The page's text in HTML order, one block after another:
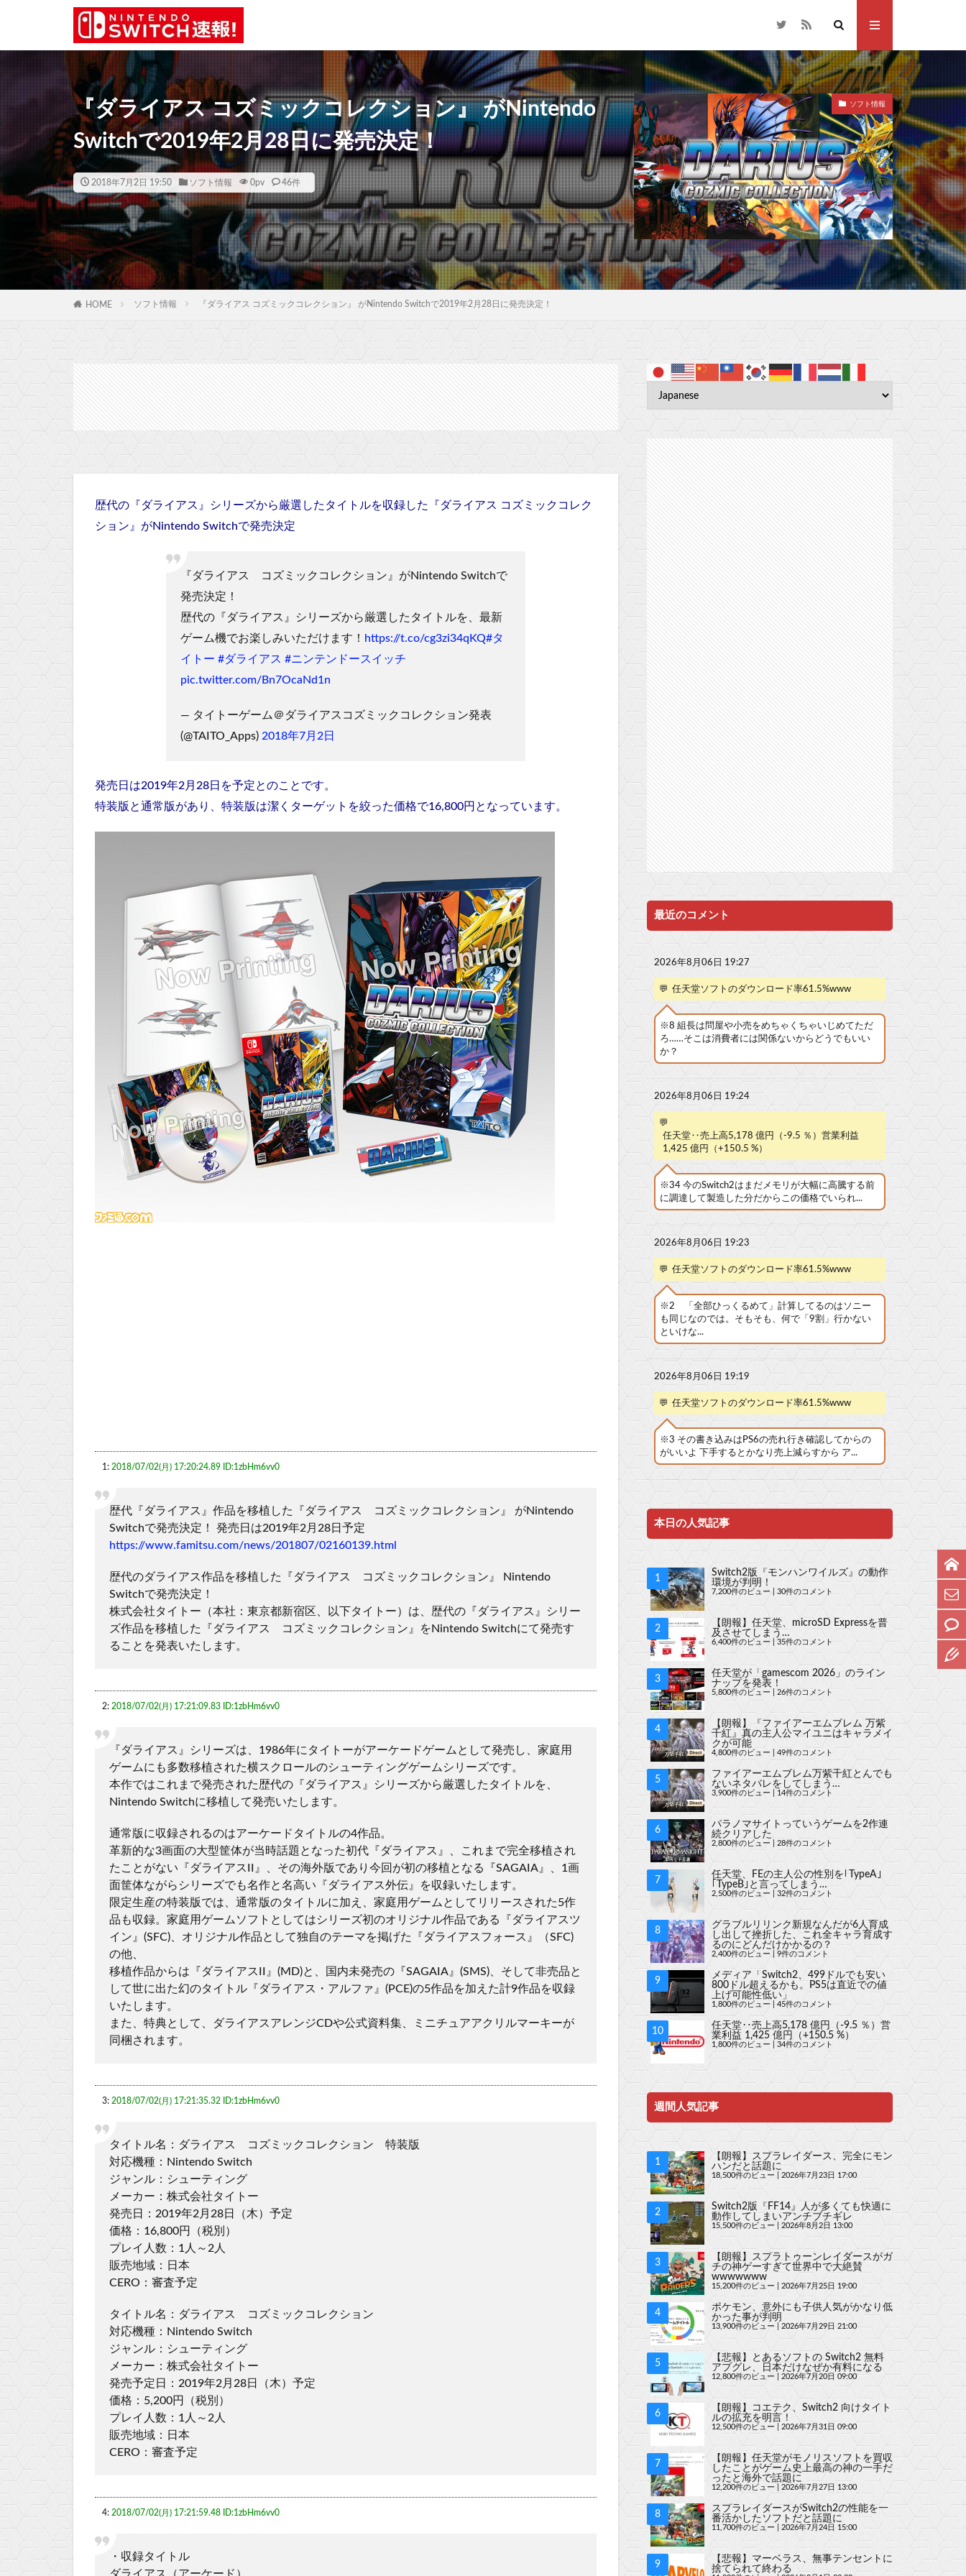
『ダライアス コズミックコレクション』 がNintendo
Switchで2019年2月28日に発売決定！
2018年7月2日 19:50 ソフト情報 0pv 46件
ソフト情報
HOME ソフト情報 『ダライアス コズミックコレクション』 がNintendo Switchで2019年2月28日に発売決定！
歴代の『ダライアス』シリーズから厳選したタイトルを収録した『ダライアス コズミックコレク
ション』がNintendo Switchで発売決定
『ダライアス コズミックコレクション』がNintendo Switchで
発売決定！
歴代の『ダライアス』シリーズから厳選したタイトルを、最新
ゲーム機でお楽しみいただけます！ https://t.co/cg3zi34qKQ#タ
イトー #ダライアス #ニンテンドースイッチ
pic.twitter.com/Bn7OcaNd1n
— タイトーゲーム＠ダライアスコズミックコレクション発表
(@TAITO_Apps) 2018年7月2日
発売日は2019年2月28日を予定とのことです。
特装版と通常版があり、特装版は潔くターゲットを絞った価格で16,800円となっています。
1: 2018/07/02(月) 17:20:24.89 ID:1zbHm6vv0
歴代『ダライアス』作品を移植した『ダライアス コズミックコレクション』 がNintendo
Switchで発売決定！ 発売日は2019年2月28日予定
https://www.famitsu.com/news/201807/02160139.html
歴代のダライアス作品を移植した『ダライアス コズミックコレクション』 Nintendo
Switchで発売決定！
株式会社タイトー（本社：東京都新宿区、以下タイトー）は、歴代の『ダライアス』シリー
ズ作品を移植した『ダライアス コズミックコレクション』をNintendo Switchにて発売す
ることを発表いたします。
2: 2018/07/02(月) 17:21:09.83 ID:1zbHm6vv0
『ダライアス』シリーズは、1986年にタイトーがアーケードゲームとして発売し、家庭用
ゲームにも多数移植された横スクロールのシューティングゲームシリーズです。
本作ではこれまで発売された歴代の『ダライアス』シリーズから厳選したタイトルを、
Nintendo Switchに移植して発売いたします。
通常版に収録されるのはアーケードタイトルの4作品。
革新的な3画面の大型筐体が当時話題となった初代『ダライアス』、これまで完全移植され
たことがない『ダライアスII』、その海外版であり今回が初の移植となる『SAGAIA』、1画
面筐体ながらシリーズでも名作と名高い『ダライアス外伝』を収録いたします。
限定生産の特装版では、通常版のタイトルに加え、家庭用ゲームとしてリリースされた5作
品も収録。家庭用ゲームソフトとしてはシリーズ初のオリジナル作品である『ダライアスツ
イン』(SFC)、オリジナル作品として独自のテーマを掲げた『ダライアスフォース』（SFC)
の他、
移植作品からは『ダライアスII』(MD)と、国内未発売の『SAGAIA』(SMS)、そして非売品と
して世に出た幻のタイトル『ダライアス・アルファ』(PCE)の5作品を加えた計9作品を収録
いたします。
また、特典として、ダライアスアレンジCDや公式資料集、ミニチュアアクリルマーキーが
同梱されます。
3: 2018/07/02(月) 17:21:35.32 ID:1zbHm6vv0
タイトル名：ダライアス コズミックコレクション 特装版
対応機種：Nintendo Switch
ジャンル：シューティング
メーカー：株式会社タイトー
発売日：2019年2月28日（木）予定
価格：16,800円（税別）
プレイ人数：1人～2人
販売地域：日本
CERO：審査予定
タイトル名：ダライアス コズミックコレクション
対応機種：Nintendo Switch
ジャンル：シューティング
メーカー：株式会社タイトー
発売予定日：2019年2月28日（木）予定
価格：5,200円（税別）
プレイ人数：1人～2人
販売地域：日本
CERO：審査予定
4: 2018/07/02(月) 17:21:59.48 ID:1zbHm6vv0
・収録タイトル
ダライアス（アーケード）
最近のコメント
2026年8月06日 19:27
💬 任天堂ソフトのダウンロード率61.5%www
※8 組長は問屋や小売をめちゃくちゃいじめてただ
ろ……そこは消費者には関係ないからどうでもいい
か？
2026年8月06日 19:24
💬
任天堂‥売上高5,178 億円（-9.5 ％）営業利益
1,425 億円（+150.5 %）
※34 今のSwitch2はまだメモリが大幅に高騰する前
に調達して製造した分だからこの価格でいられ...
2026年8月06日 19:23
💬 任天堂ソフトのダウンロード率61.5%www
※2 「全部ひっくるめて」計算してるのはソニー
も同じなのでは。そもそも、何で「9割」行かない
といけな...
2026年8月06日 19:19
💬 任天堂ソフトのダウンロード率61.5%www
※3 その書き込みはPS6の売れ行き確認してからの
がいいよ 下手するとかなり売上減らすから ア...
本日の人気記事
Switch2版『モンハンワイルズ』の動作
環境が判明！
7,200件のビュー 30件のコメント
【朗報】任天堂、microSD Expressを普
及させてしまう…
6,400件のビュー| 35件のコメント
任天堂が「gamescom 2026」のライン
ナップを発表！
5,800件のビュー 26件のコメント
【朗報】『ファイアーエムブレム 万紫
千紅』真の主人公マイユニはキャラメイ
クが可能
4,800件のビュー 49件のコメント
ファイアーエムブレム万紫千紅とんでも
ないネタバレをしてしまう…
3,900件のビュー 14件のコメント
パラノマサイトっていうゲームを2作連
続クリアした
2,800件のビュー 28件のコメント
任天堂、FEの主人公の性別を｢TypeA｣
｢TypeB｣と言ってしまう…
2,500件のビュー 32件のコメント
グラブルリリンク新規なんだが6人育成
し出して挫折した、これ全キャラ育成す
るのにどんだけかかるの？
2,400件のビュー 9件のコメント
メディア「Switch2、499ドルでも安い
800ドル超えるかも。PS5は直近での値
上げ可能性低い」
1,800件のビュー|45件のコメント
任天堂‥売上高5,178 億円（-9.5 ％）営
業利益 1,425 億円（+150.5 %）
1,800件のビュー 34件のコメント
週間人気記事
【朗報】スプラレイダース、完全にモン
ハンだと話題に
18,500件のビュー 2026年7月23日 17:00
Switch2版『FF14』人が多くても快適に
動作してしまいアンチブチギレ
15,500件のビュー| 2026年8月2日 13:00
【朗報】スプラトゥーンレイダースがガ
チの神ゲーすぎて世界中で大絶賛
wwwwwww
15,200件のビュー 2026年7月25日 19:00
ポケモン、意外にも子供人気がかなり低
かった事が判明
13,900件のビュー 2026年7月29日 21:00
【悲報】とあるソフトの Switch2 無料
アプグレ、日本だけなぜか有料になる
12,800件のビュー 2026年7月20日 09:00
【朗報】コエテク、Switch2 向けタイト
ルの拡充を明言！
12,500件のビュー 2026年7月31日 09:00
【朗報】任天堂がモノリスソフトを買収
したことがゲーム史上最高の神の一手だ
ったと海外で話題に
12,200件のビュー 2026年7月27日 13:00
スプラレイダースがSwitch2の性能を一
番活かしたソフトだと話題に
11,700件のビュー 2026年7月24日 15:00
【悲報】マーベラス、無事テンセントに
捨てられて終わる